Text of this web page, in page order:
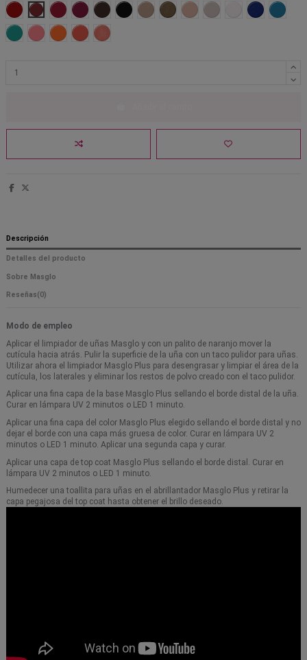
Linda Fiesta Sollada MalvadaSangre Toro
Negro Unica Glamorosa
Diva Matrimonio
Nieve Atractiva
EntretenidaBusconaZánganaConvencidaVigorosa
Descripción
Detalles del producto
Sobre Masglo
Reseñas(0)
Modo de empleo
Aplicar el limpiador de uñas Masglo y con un palito de naranjo mover la
cutícula hacia atrás. Pulir la superficie de la uña con un taco pulidor para uñas.
Utilizar ahora el limpiador Masglo Plus para desengrasar y limpiar el área de la
cutícula, los laterales y eliminar los restos de polvo creado con el taco pulidor.
Aplicar una fina capa de la base Masglo Plus sellando el borde distal de la uña.
Curar en lámpara UV 2 minutos o LED 1 minuto.
Aplicar una fina capa del color Masglo Plus elegido sellando el borde distal y no
dejar el borde con una capa más gruesa de color. Curar en lámpara UV 2
minutos o LED 1 minuto. Aplicar una segunda capa y curar.
Aplicar una capa de top coat Masglo Plus sellando el borde distal. Curar en
lámpara UV 2 minutos o LED 1 minuto.
Humedecer una toallita para uñas en el abrillantador Masglo Plus y retirar la
capa pegajosa del top coat hasta obtener el brillo deseado.